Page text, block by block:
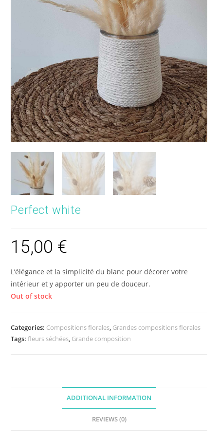
Perfect white
15,00 €
L’élégance et la simplicité du blanc pour décorer votre
intérieur et y apporter un peu de douceur.
Out of stock
Categories: Compositions florales, Grandes compositions florales
Tags:fleurs séchées, Grande composition
ADDITIONAL INFORMATION
REVIEWS (0)